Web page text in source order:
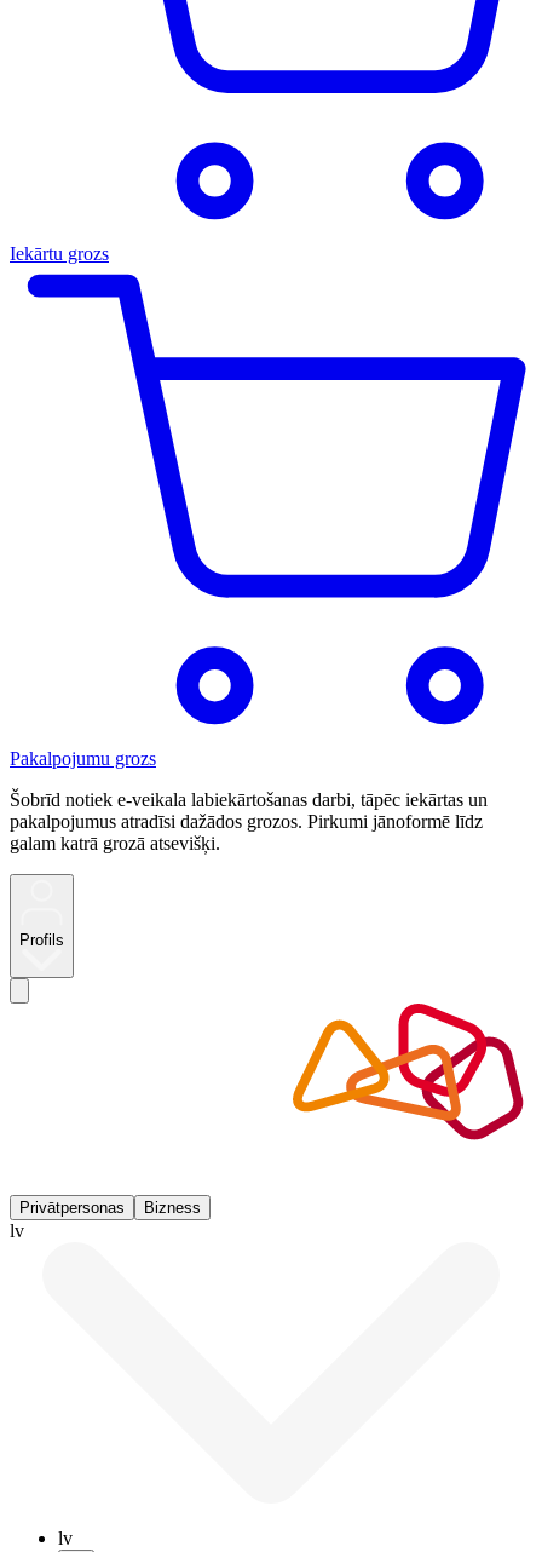
Iekārtu grozs
Pakalpojumu grozs
Šobrīd notiek e-veikala labiekārtošanas darbi, tāpēc iekārtas un
pakalpojumus atradīsi dažādos grozos. Pirkumi jānoformē līdz
galam katrā grozā atsevišķi.
Profils
Privātpersonas Bizness
lv
lv